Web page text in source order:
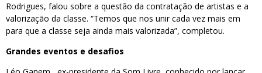
Rodrigues, falou sobre a questão da contratação de artistas e a
valorização da classe. “Temos que nos unir cada vez mais em
para que a classe seja ainda mais valorizada”, completou.
Grandes eventos e desafios